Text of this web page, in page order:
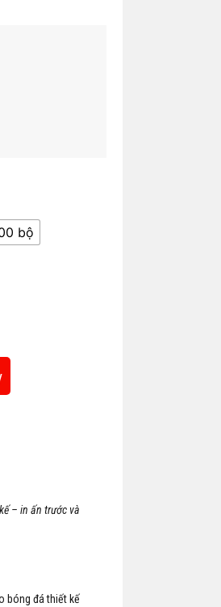
bộ
– in ấn trước và
bóng đá thiết kế